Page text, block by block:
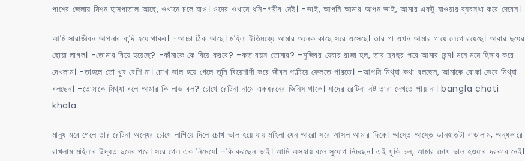
পাশের জেলায় মিশন হাসপাতাল আছে, ওখানে চলে যাও। ওদের ওখানে ধনি-গরীব নেই। -ভাই, আপনি আমার আপন ভাই, আমার একটু যাওয়ার ব্যবস্থা করে দেবেন।
আমি সারাজীবন আপনার বান্দি হয়ে থাকব। -আচ্চা ঠিক আছে। মহিলা ইতিমধ্যে আমার অনেক কাছে সরে এসেছে। তার গা এখন আমার গায়ে লেগে রয়েছে। আবার দুধের
ছোয়া লাগল। -তোমার বিয়ে হয়েছে? -কাঁনাকে কে বিয়ে করবে? -কত বয়স তোমার? -মুজিবর যেবার রাজা হল, তার দুবছর পরে আমার জন্ম। মনে মনে হিসাব করে
দেখলাম। -তাহলে তো খুব বেশি না। চোখ ভাল হয়ে গেলে তুমি বিয়েশাদী করে জীবন পাল্টিয়ে ফেলতে পারতে। -আপনি মিথ্যা কথা বলছেন, আমাকে বোকা ভেবে মিথ্যা
বলছেন। -তোমাকে মিথ্যা বলে আমার কি লাভ বল? চোখে রেটিনা নামে একধরনের জিনিস থাকে। যাদের রেটিনা নষ্ট তারা দেখতে পায় না। bangla choti
khala
মানুষ মরে গেলে তার রেটিনা অন্যের চোখে লাগিয়ে দিলে চোখ ভাল হয়ে যায় মহিলা যেন আরো সরে আসল আমার দিকে। আস্তে আস্তে ডানহাতটা বাড়ালাম, অন্ধকারে
রাখলাম মহিলার উদ্ধত দুধের পরে। সরে গেল এক নিমেষে। -কি করছেন ভাই। আমি অসহায় বলে সুযোগ নিচছেন। এই খুকি চল, আমার চোখ ভাল হওয়ার দরকার নেই।